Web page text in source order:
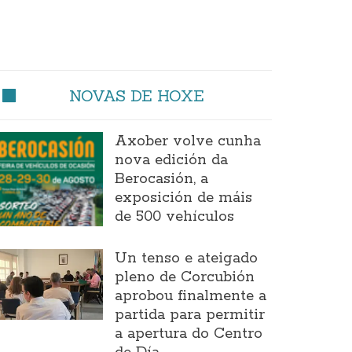
NOVAS DE HOXE
Axober volve cunha
nova edición da
Berocasión, a
exposición de máis
de 500 vehículos
Un tenso e ateigado
pleno de Corcubión
aprobou finalmente a
partida para permitir
a apertura do Centro